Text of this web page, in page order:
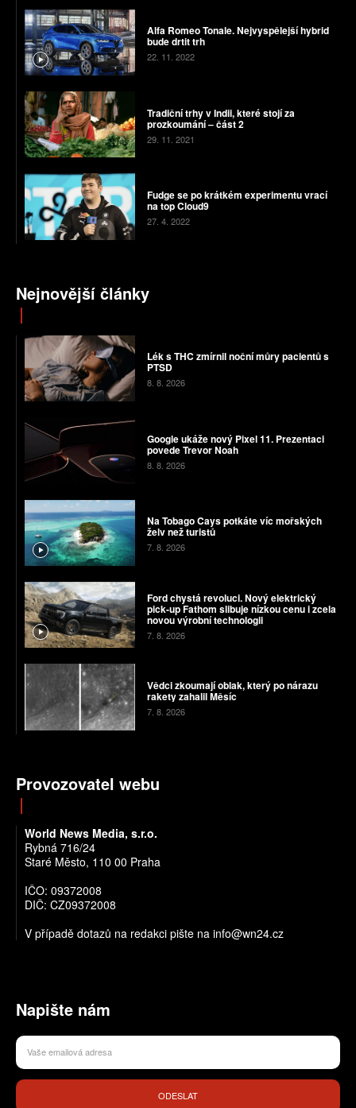
Alfa Romeo Tonale. Nejvyspělejší hybrid
bude drtit trh
22. 11. 2022
Tradiční trhy v Indii, které stojí za
prozkoumání – část 2
29. 11. 2021
Fudge se po krátkém experimentu vrací
na top Cloud9
27. 4. 2022
Nejnovější články
Lék s THC zmírnil noční můry pacientů s
PTSD
8. 8. 2026
Google ukáže nový Pixel 11. Prezentaci
povede Trevor Noah
8. 8. 2026
Na Tobago Cays potkáte víc mořských
želv než turistů
7. 8. 2026
Ford chystá revoluci. Nový elektrický
pick-up Fathom slibuje nízkou cenu i zcela
novou výrobní technologii
7. 8. 2026
Vědci zkoumají oblak, který po nárazu
rakety zahalil Měsíc
7. 8. 2026
Provozovatel webu
World News Media, s.r.o.
Rybná 716/24
Staré Město, 110 00 Praha
IČO: 09372008
DIČ: CZ09372008
V případě dotazů na redakci pište na info@wn24.cz
Napište nám
ODESLAT